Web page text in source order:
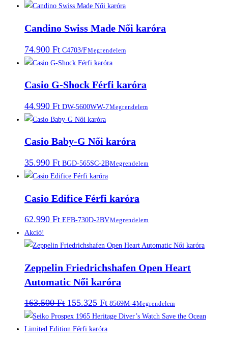
Candino Swiss Made Női karóra
74.900 Ft C4703/FMegrendelem
Casio G-Shock Férfi karóra
44.990 Ft DW-5600WW-7Megrendelem
Casio Baby-G Női karóra
35.990 Ft BGD-565SC-2BMegrendelem
Casio Edifice Férfi karóra
62.990 Ft EFB-730D-2BVMegrendelem
Akció!
Zeppelin Friedrichshafen Open Heart
Automatic Női karóra
163.500Ft Original
was:
163.500 Ft.
155.325 FtCurrent
is:
155.325 Ft.
8569M-4Megrendelem